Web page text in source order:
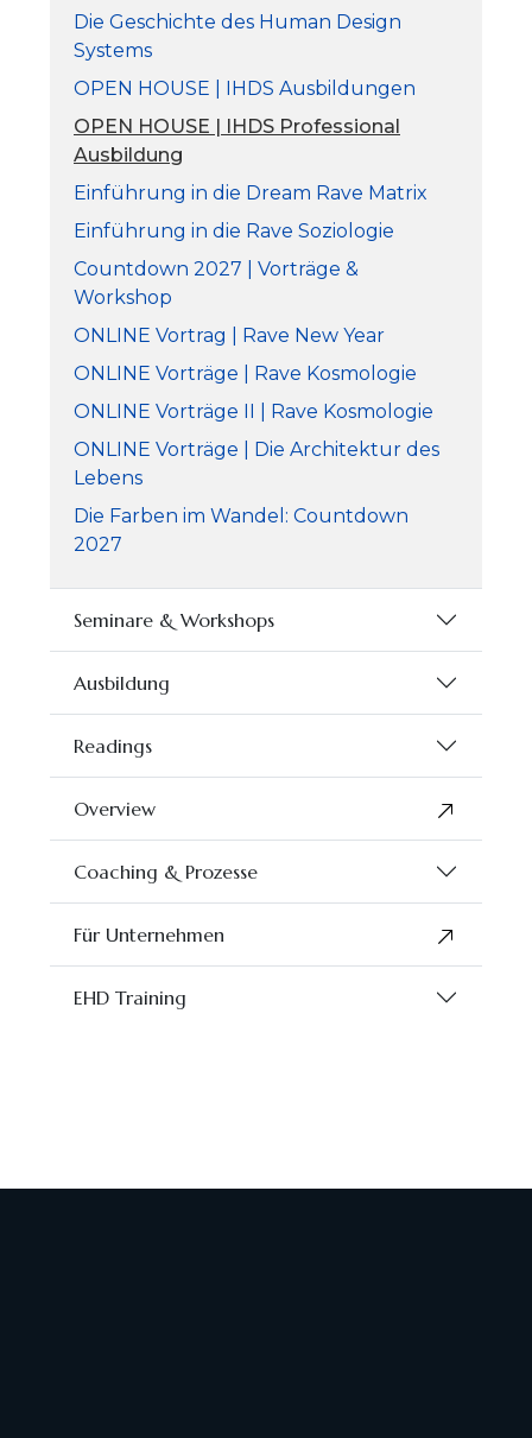
Die Geschichte des Human Design
Systems
OPEN HOUSE | IHDS Ausbildungen
OPEN HOUSE | IHDS Professional
Ausbildung
Einführung in die Dream Rave Matrix
Einführung in die Rave Soziologie
Countdown 2027 | Vorträge &
Workshop
ONLINE Vortrag | Rave New Year
ONLINE Vorträge | Rave Kosmologie
ONLINE Vorträge II | Rave Kosmologie
ONLINE Vorträge | Die Architektur des
Lebens
Die Farben im Wandel: Countdown
2027
Seminare & Workshops
Ausbildung
Readings
Overview
Coaching & Prozesse
Für Unternehmen
EHD Training